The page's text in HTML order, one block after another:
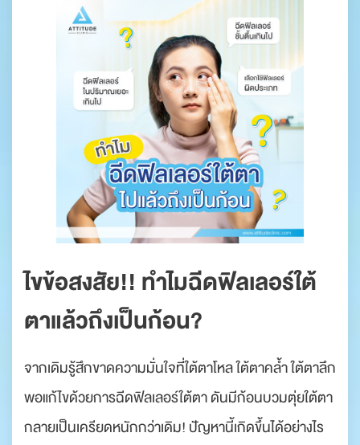
ไขข้อสงสัย!! ทำไมฉีดฟิลเลอร์ใต้
ตาแล้วถึงเป็นก้อน?
จากเดิมรู้สึกขาดความมั่นใจที่ใต้ตาโหล ใต้ตาคล้ำ ใต้ตาลึก
พอแก้ไขด้วยการฉีดฟิลเลอร์ใต้ตา ดันมีก้อนบวมตุ่ยใต้ตา
กลายเป็นเครียดหนักกว่าเดิม! ปัญหานี้เกิดขึ้นได้อย่างไร